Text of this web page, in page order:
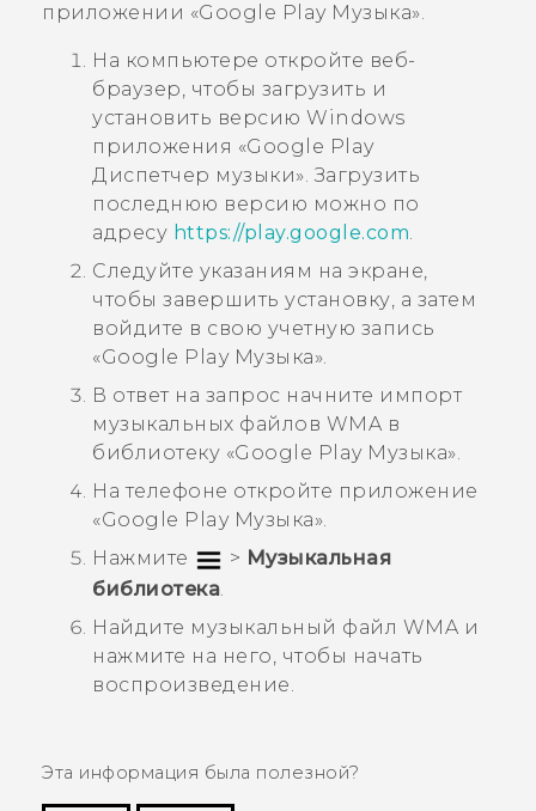
приложении «Google Play Музыка».
На компьютере откройте веб-
браузер, чтобы загрузить и
установить версию Windows
приложения «Google Play
Диспетчер музыки». Загрузить
последнюю версию можно по
адресу https://play.google.com.
Следуйте указаниям на экране,
чтобы завершить установку, а затем
войдите в свою учетную запись
«Google Play Музыка».
В ответ на запрос начните импорт
музыкальных файлов WMA в
библиотеку «Google Play Музыка».
На телефоне откройте приложение
«Google Play Музыка».
Нажмите
> Музыкальная
библиотека
Найдите музыкальный файл WMA и
нажмите на него, чтобы начать
воспроизведение.
Эта информация была полезной?